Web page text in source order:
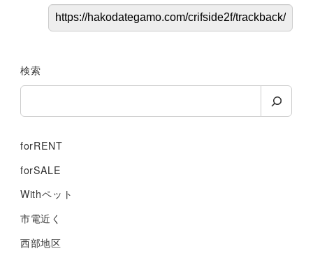
検索
forRENT
forSALE
Withペット
市電近く
西部地区